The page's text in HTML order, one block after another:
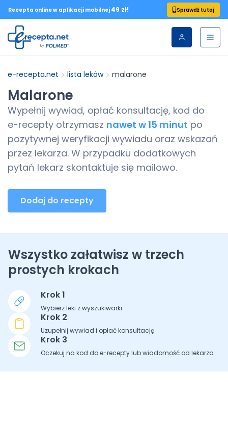
Recepta online w aplikacji mobilnej 49 zł! Sprawdź tutaj
e-recepta.net lista leków malarone
Malarone
Wypełnij wywiad, opłać konsultację, kod do
e-recepty otrzymasz nawet w 15 minut po
pozytywnej weryfikacji wywiadu oraz wskazań
przez lekarza. W przypadku dodatkowych
pytań lekarz skontaktuje się mailowo.
Dodaj do recepty
Wszystko załatwisz w trzech
prostych krokach
Krok 1
Wybierz leki z wyszukiwarki
Krok 2
Uzupełnij wywiad i opłać konsultację
Krok 3
Oczekuj na kod do e-recepty lub wiadomość od lekarza